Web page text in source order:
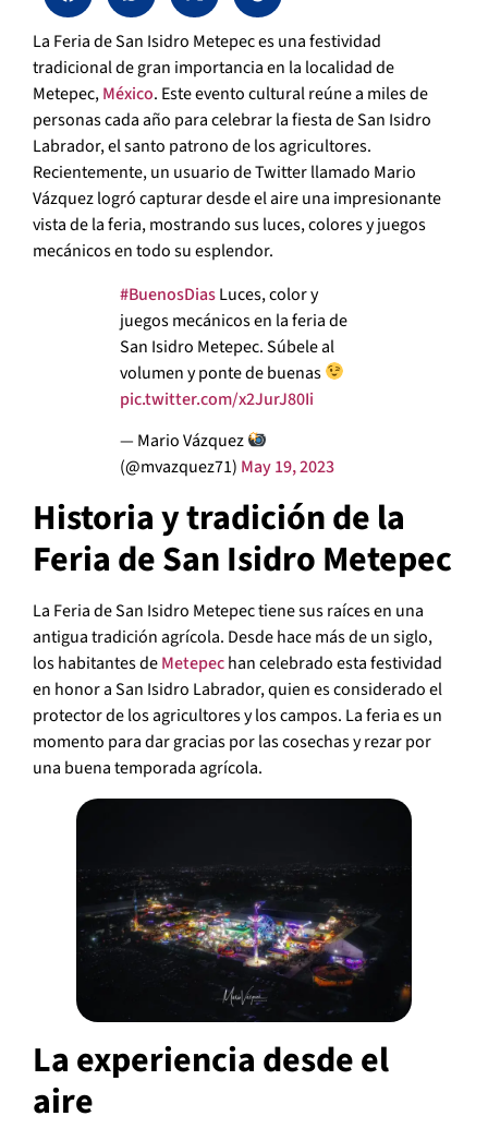
La Feria de San Isidro Metepec es una festividad
tradicional de gran importancia en la localidad de
Metepec,México. Este evento cultural reúne a miles de
personas cada año para celebrar la fiesta de San Isidro
Labrador, el santo patrono de los agricultores.
Recientemente, un usuario de Twitter llamado Mario
Vázquez logró capturar desde el aire una impresionante
vista de la feria, mostrando sus luces, colores y juegos
mecánicos en todo su esplendor.
#BuenosDiasLuces, color y
juegos mecánicos en la feria de
San Isidro Metepec. Súbele al
volumen y ponte de buenas
pic.twitter.com/x2JurJ80Ii
— Mario Vázquez
(@mvazquez71) May 19, 2023
Historia y tradición de la
Feria de San Isidro Metepec
La Feria de San Isidro Metepec tiene sus raíces en una
antigua tradición agrícola. Desde hace más de un siglo,
los habitantes deMetepechan celebrado esta festividad
en honor a San Isidro Labrador, quien es considerado el
protector de los agricultores y los campos. La feria es un
momento para dar gracias por las cosechas y rezar por
una buena temporada agrícola.
La experiencia desde el
aire